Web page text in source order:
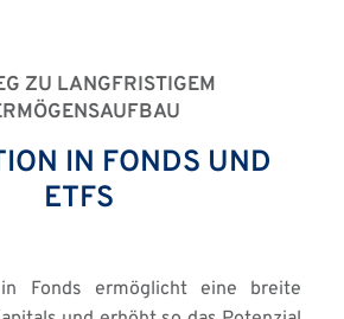
ZU LANGFRISTIGEM
IN FONDS UND
ETFS
Fonds ermöglicht eine breite